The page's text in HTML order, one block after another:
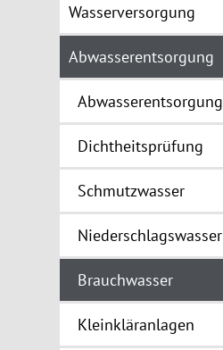
Wasserversorgung
Abwasserentsorgung
Abwasserentsorgung
Dichtheitsprüfung
Schmutzwasser
Niederschlagswasser
Brauchwasser
Kleinkläranlagen